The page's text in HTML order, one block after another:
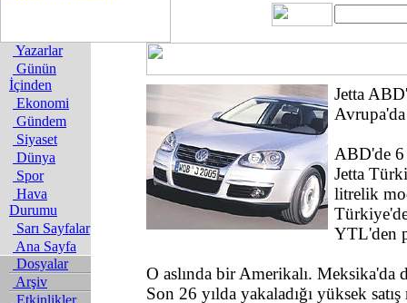
Yazarlar
Günün
İçinden
Ekonomi
Gündem
Siyaset
Dünya
Spor
Hava
Durumu
Sarı Sayfalar
Ana Sayfa
Dosyalar
Arşiv
Etkinlikler
Jetta
Avrupa'da
ABD'de 6
Jetta
litrelik
YTL'den
O aslında bir Amerikalı.
Son 26 yılda yakaladığı yüksek